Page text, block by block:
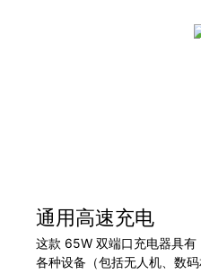
通用高速充电
这款 65W 双端口充电器具
各种设备（包括无人机、数